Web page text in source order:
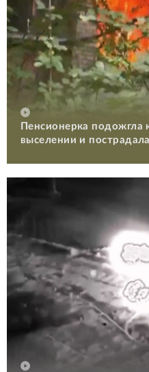
Пенсионерка подожгла
выселении и